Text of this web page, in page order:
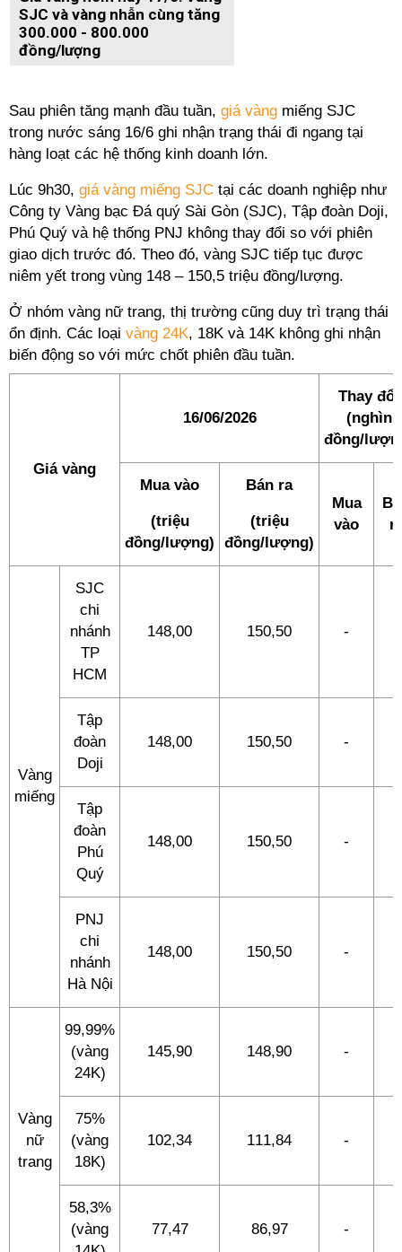
SJC và vàng nhẫn cùng tăng
300.000 - 800.000
đồng/lượng
Sau phiên tăng mạnh đầu tuần, giá vàng miếng SJC
trong nước sáng 16/6 ghi nhận trạng thái đi ngang tại
hàng loạt các hệ thống kinh doanh lớn.
Lúc 9h30, giá vàng miếng SJC tại các doanh nghiệp như
Công ty Vàng bạc Đá quý Sài Gòn (SJC), Tập đoàn Doji,
Phú Quý và hệ thống PNJ không thay đổi so với phiên
giao dịch trước đó. Theo đó, vàng SJC tiếp tục được
niêm yết trong vùng 148 – 150,5 triệu đồng/lượng.
Ở nhóm vàng nữ trang, thị trường cũng duy trì trạng thái
ổn định. Các loại vàng 24K, 18K và 14K không ghi nhận
biến động so với mức chốt phiên đầu tuần.
Giá vàng
16/06/2026
Thay đổi
(nghìn
đồng/
Mua vào
(triệu
đồng/lượng)
Bán ra
(triệu
đồng/lượng)
Mua
vào
Vàng
miếng
SJC
chi
nhánh
TP
HCM
148,00 150,50 -
Tập
đoàn
Doji
148,00 150,50 -
Tập
đoàn
Phú
Quý
148,00 150,50 -
PNJ
chi
nhánh
Hà Nội
148,00 150,50 -
Vàng
nữ
trang
99,99%
(vàng
24K)
145,90 148,90 -
75%
(vàng
18K)
102,34 111,84 -
58,3%
(vàng
77,47 86,97 -